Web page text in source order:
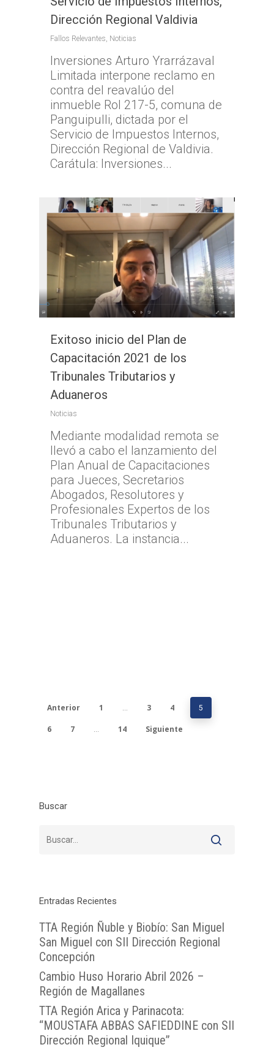
Dirección Regional Valdivia
Fallos Relevantes, Noticias
Inversiones Arturo Yrarrázaval
Limitada interpone reclamo en
contra del reavalúo del
inmueble Rol 217-5, comuna de
Panguipulli, dictada por el
Servicio de Impuestos Internos,
Dirección Regional de Valdivia.
Carátula: Inversiones...
Exitoso inicio del Plan de
Capacitación 2021 de los
Tribunales Tributarios y
Aduaneros
Noticias
Mediante modalidad remota se
llevó a cabo el lanzamiento del
Plan Anual de Capacitaciones
para Jueces, Secretarios
Abogados, Resolutores y
Profesionales Expertos de los
Tribunales Tributarios y
Aduaneros. La instancia...
Anterior 1 … 3 4 5
6 7 … 14 Siguiente
Buscar
Entradas Recientes
TTA Región Ñuble y Biobío: San Miguel
San Miguel con SII Dirección Regional
Concepción
Cambio Huso Horario Abril 2026 –
Región de Magallanes
TTA Región Arica y Parinacota:
“MOUSTAFA ABBAS SAFIEDDINE con SII
Dirección Regional Iquique”